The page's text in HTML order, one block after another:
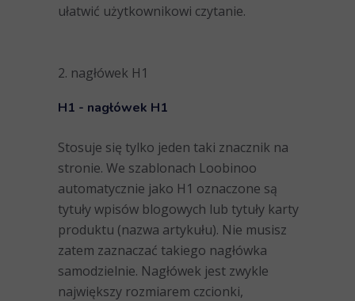
ułatwić użytkownikowi czytanie.
2. nagłówek H1
H1 - nagłówek H1
Stosuje się tylko jeden taki znacznik na
stronie. We szablonach Loobinoo
automatycznie jako H1 oznaczone są
tytuły wpisów blogowych lub tytuły karty
produktu (nazwa artykułu). Nie musisz
zatem zaznaczać takiego nagłówka
samodzielnie. Nagłówek jest zwykle
największy rozmiarem czcionki,